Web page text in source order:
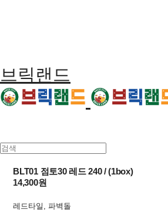
브릭랜드
BLT01 점토30 레드 240 / (1box)
14,300원
레드타일, 파벽돌